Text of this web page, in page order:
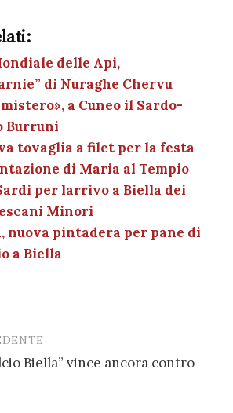
A
p
p
g
er m n
delle Api,
di Nuraghe Chervu
a Cuneo il Sardo-
Burruni
tovaglia a filet per la festa
di Maria al Tempio
per larrivo a Biella dei
Minori
nuova pintadera per pane di
a Biella
Biella” vince ancora contro